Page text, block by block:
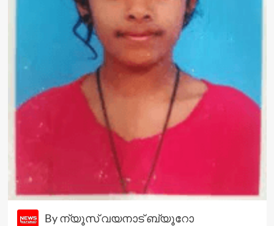
By ന്യൂസ് വയനാട് ബ്യൂറോ